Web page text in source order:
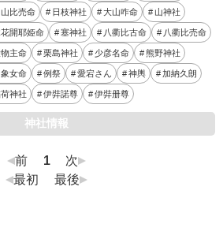
比売命 日枝神社 大山咋命 山神社
花開耶姫命 塞神社 八衢比古命 八衢比売命
主命 栗島神社 少彦名命 熊野神社
象女命 例祭 愛宕さん 神輿 加納久朗
神社 伊弉諾尊 伊弉册尊
神社情報
前 1
次
最初
最後